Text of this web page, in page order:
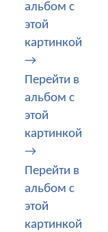
альбом с
этой
картинкой
→
Перейти в
альбом с
этой
картинкой
→
Перейти в
альбом с
этой
картинкой